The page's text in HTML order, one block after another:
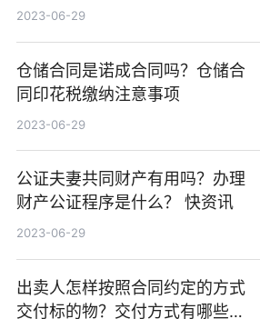
2023-06-29
仓储合同是诺成合同吗？仓储合
同印花税缴纳注意事项
2023-06-29
公证夫妻共同财产有用吗？办理
财产公证程序是什么？ 快资讯
2023-06-29
出卖人怎样按照合同约定的方式
交付标的物？交付方式有哪些？_